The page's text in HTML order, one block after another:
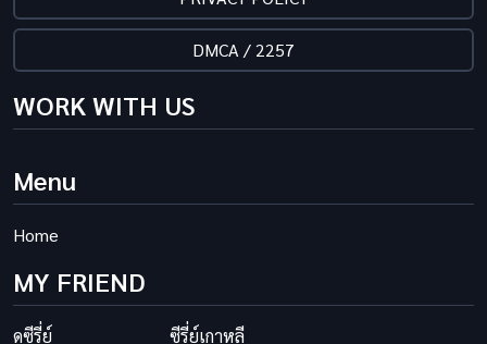
DMCA / 2257
WORK WITH US
Menu
Home
MY FRIEND
ดูซีรี่ย์ ซีรี่ย์เกาหลี